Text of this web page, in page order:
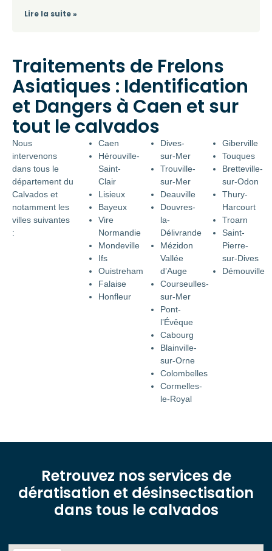
Lire la suite »
Traitements de Frelons
Asiatiques : Identification
et Dangers à Caen et sur
tout le calvados
Nous
intervenons
dans tous le
département du
Calvados et
notamment les
villes suivantes
:
Caen
Hérouville-
Saint-
Clair
Lisieux
Bayeux
Vire
Normandie
Mondeville
Ifs
Ouistreham
Falaise
Honfleur
Dives-
sur-Mer
Trouville-
sur-Mer
Deauville
Douvres-
la-
Délivrande
Mézidon
Vallée
d’Auge
Courseulles-
sur-Mer
Pont-
l’Évêque
Cabourg
Blainville-
sur-Orne
Colombelles
Cormelles-
le-Royal
Giberville
Touques
Bretteville-
sur-Odon
Thury-
Harcourt
Troarn
Saint-
Pierre-
sur-Dives
Démouville
Retrouvez nos services de
dératisation et désinsectisation
dans tous le calvados